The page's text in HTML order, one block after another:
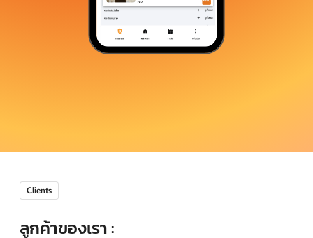
Clients
ลูกค้าของเรา :